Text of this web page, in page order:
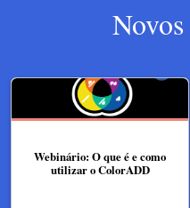
Webinário: O que é e como
utilizar o ColorADD